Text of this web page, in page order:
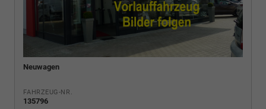
Neuwagen
FAHRZEUG-NR.
135796